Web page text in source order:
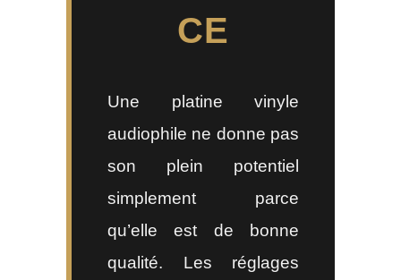
CE
Une platine vinyle
audiophile ne donne pas
son plein potentiel
simplement parce
qu’elle est de bonne
qualité. Les réglages